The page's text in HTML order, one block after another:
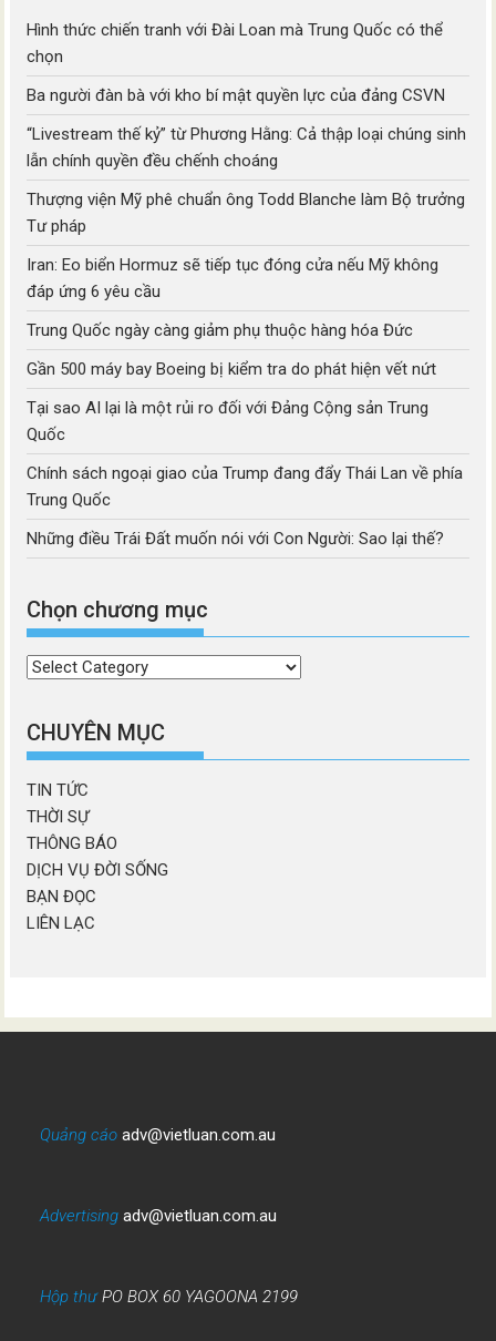
Hình thức chiến tranh với Đài Loan mà Trung Quốc có thể
chọn
Ba người đàn bà với kho bí mật quyền lực của đảng CSVN
“Livestream thế kỷ” từ Phương Hằng: Cả thập loại chúng sinh
lẫn chính quyền đều chếnh choáng
Thượng viện Mỹ phê chuẩn ông Todd Blanche làm Bộ trưởng
Tư pháp
Iran: Eo biển Hormuz sẽ tiếp tục đóng cửa nếu Mỹ không
đáp ứng 6 yêu cầu
Trung Quốc ngày càng giảm phụ thuộc hàng hóa Đức
Gần 500 máy bay Boeing bị kiểm tra do phát hiện vết nứt
Tại sao AI lại là một rủi ro đối với Đảng Cộng sản Trung
Quốc
Chính sách ngoại giao của Trump đang đẩy Thái Lan về phía
Trung Quốc
Những điều Trái Đất muốn nói với Con Người: Sao lại thế?
Chọn chương mục
Chọn
mục
CHUYÊN MỤC
TIN TỨC
THỜI SỰ
THÔNG BÁO
DỊCH VỤ ĐỜI SỐNG
BẠN ĐỌC
LIÊN LẠC
Quảng cáo adv@vietluan.com.au
Advertising adv@vietluan.com.au
Hộp thưPO BOX 60 YAGOONA 2199